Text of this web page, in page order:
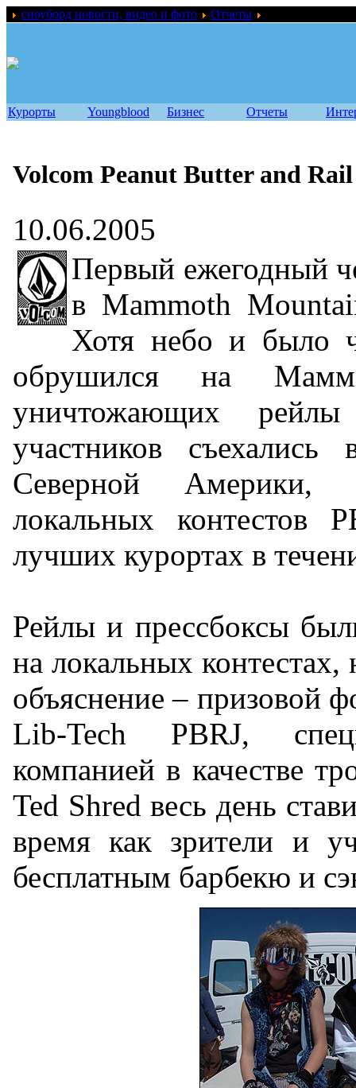
сноуборд новости, видео и фото Отчеты
Курорты Youngblood Бизнес Отчеты
Volcom Peanut Butter and
10.06.2005
Первый ежегодный
в Mammoth
Хотя небо и было
обрушился на
уничтожающих
участников
Северной
локальных контестов
лучших курортах в
Рейлы и прессбоксы
на локальных
объяснение – призовой
Lib-Tech PBRJ,
компанией в качестве
Ted Shred весь день
время как зрители и
бесплатным барбекю и